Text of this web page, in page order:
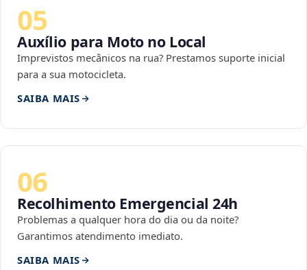
05
Auxílio para Moto no Local
Imprevistos mecânicos na rua? Prestamos suporte inicial
para a sua motocicleta.
SAIBA MAIS
06
Recolhimento Emergencial 24h
Problemas a qualquer hora do dia ou da noite?
Garantimos atendimento imediato.
SAIBA MAIS